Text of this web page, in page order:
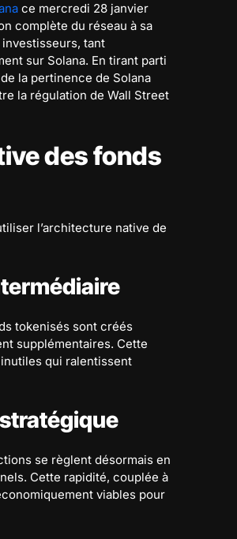
ce mercredi 28 janvier
complète du réseau à sa
tant
sur Solana. En tirant parti
la pertinence de Solana
la régulation de Wall Street
des fonds
l’architecture native de
tokenisés sont créés
supplémentaires. Cette
qui ralentissent
se règlent désormais en
Cette rapidité, couplée à
viables pour